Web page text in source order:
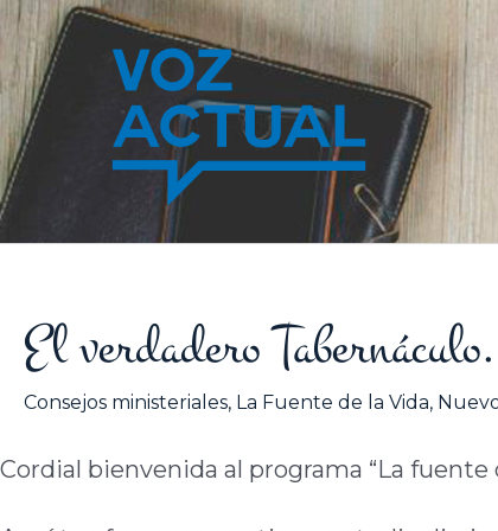
contenido
El verdadero Tabernáculo.
Consejos ministeriales, La Fuente de la Vida,
Cordial bienvenida al programa “La